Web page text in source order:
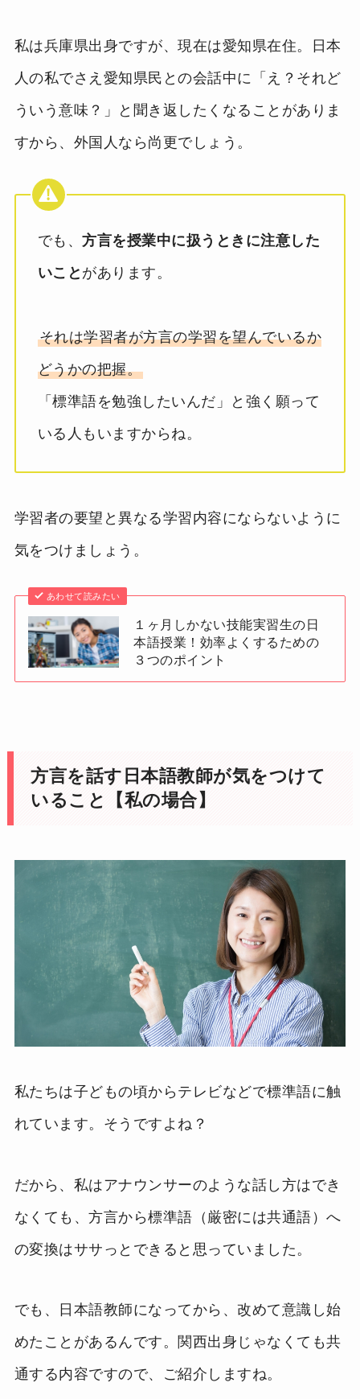
私は兵庫県出身ですが、現在は愛知県在住。日本
人の私でさえ愛知県民との会話中に「え？それど
ういう意味？」と聞き返したくなることがありま
すから、外国人なら尚更でしょう。
でも、方言を授業中に扱うときに注意した
いこと があります。
それは学習者が方言の学習を望んでいるか
どうかの把握。
「標準語を勉強したいんだ」と強く願って
いる人もいますからね。
学習者の要望と異なる学習内容にならないように
気をつけましょう。
あわせて読みたい
１ヶ月しかない技能実習生の日
本語授業！効率よくするための
３つのポイント
方言を話す日本語教師が気をつけて
いること【私の場合】
私たちは子どもの頃からテレビなどで標準語に触
れています。そうですよね？
だから、私はアナウンサーのような話し方はでき
なくても、方言から標準語（厳密には共通語）へ
の変換はササっとできると思っていました。
でも、日本語教師になってから、改めて意識し始
めたことがあるんです。関西出身じゃなくても共
通する内容ですので、ご紹介しますね。